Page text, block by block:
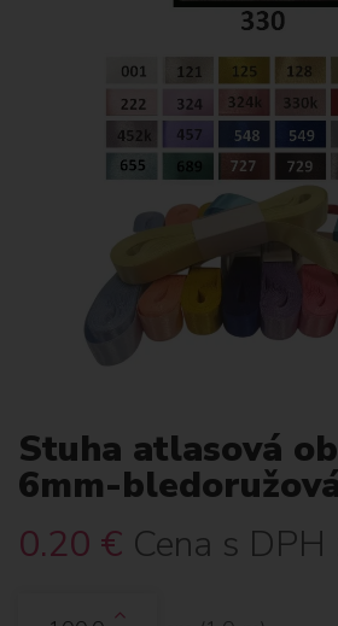
Stuha atlasová
6mm-
0.20 € Cena s DPH